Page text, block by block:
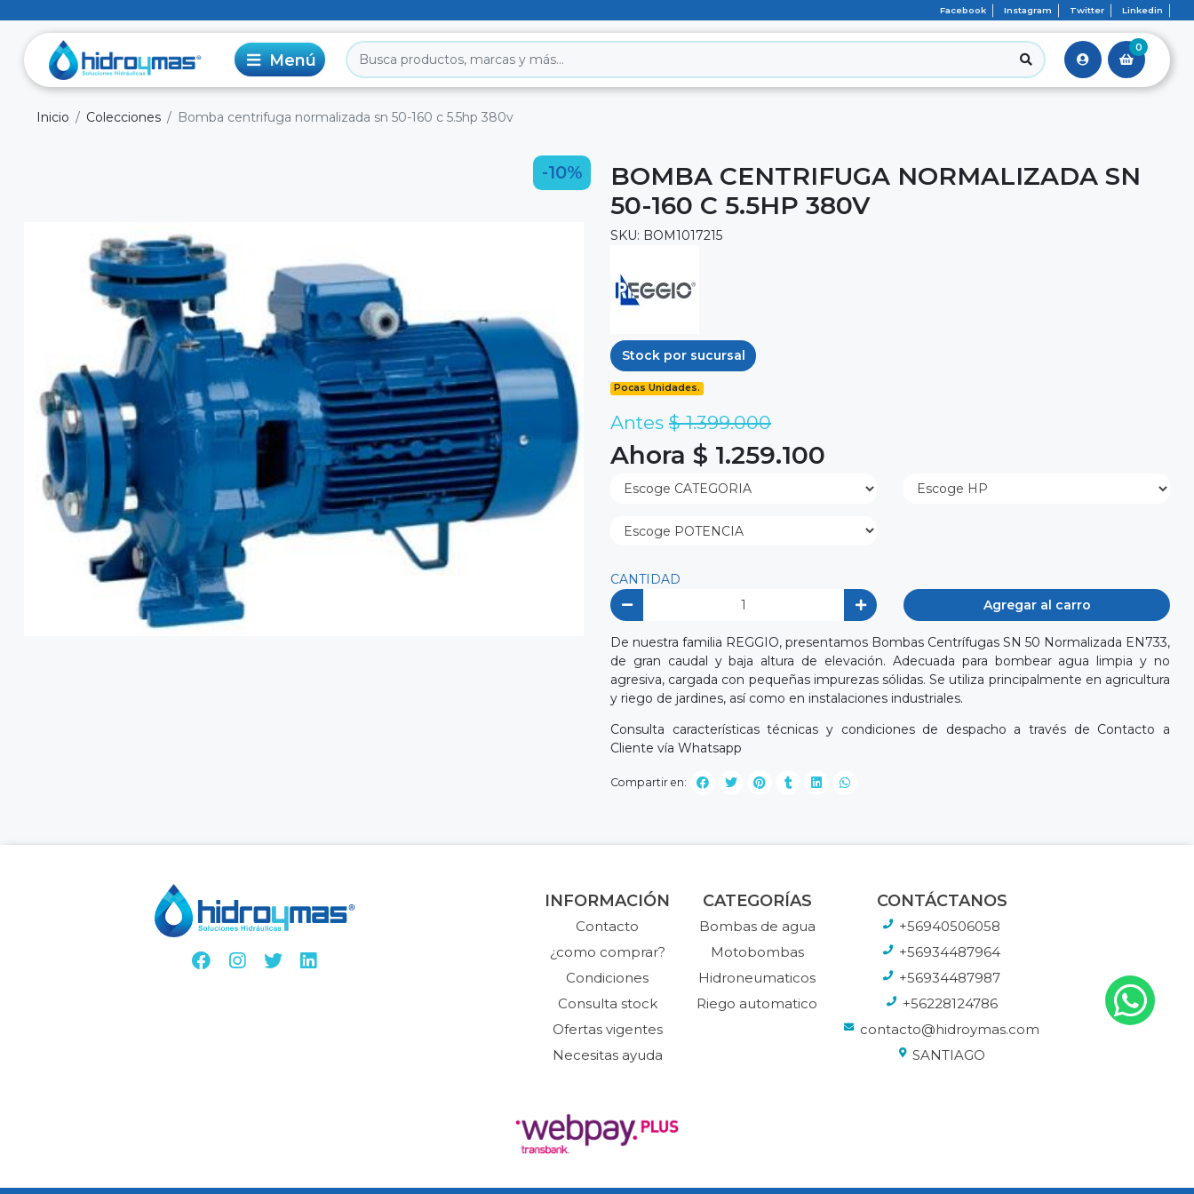
Facebook Instagram Twitter Linkedin
0
Inicio Colecciones Bomba centrifuga normalizada sn 50-160 c 5.5hp 380v
-10%
BOMBA CENTRIFUGA NORMALIZADA SN
50-160 C 5.5HP 380V
SKU: BOM1017215
Stock por sucursal
Pocas Unidades.
Antes $ 1.399.000
Ahora $ 1.259.100
CANTIDAD
Agregar al carro
De nuestra familia REGGIO, presentamos Bombas Centrífugas SN 50 Normalizada EN733,
de gran caudal y baja altura de elevación. Adecuada para bombear agua limpia y no
agresiva, cargada con pequeñas impurezas sólidas. Se utiliza principalmente en agricultura
y riego de jardines, así como en instalaciones industriales.
Consulta características técnicas y condiciones de despacho a través de Contacto a
Cliente vía Whatsapp
Compartir en:
INFORMACIÓN
Contacto
¿como comprar?
Condiciones
Consulta stock
Ofertas vigentes
Necesitas ayuda
CATEGORÍAS
Bombas de agua
Motobombas
Hidroneumaticos
Riego automatico
CONTÁCTANOS
+56940506058
+56934487964
+56934487987
+56228124786
contacto@hidroymas.com
SANTIAGO